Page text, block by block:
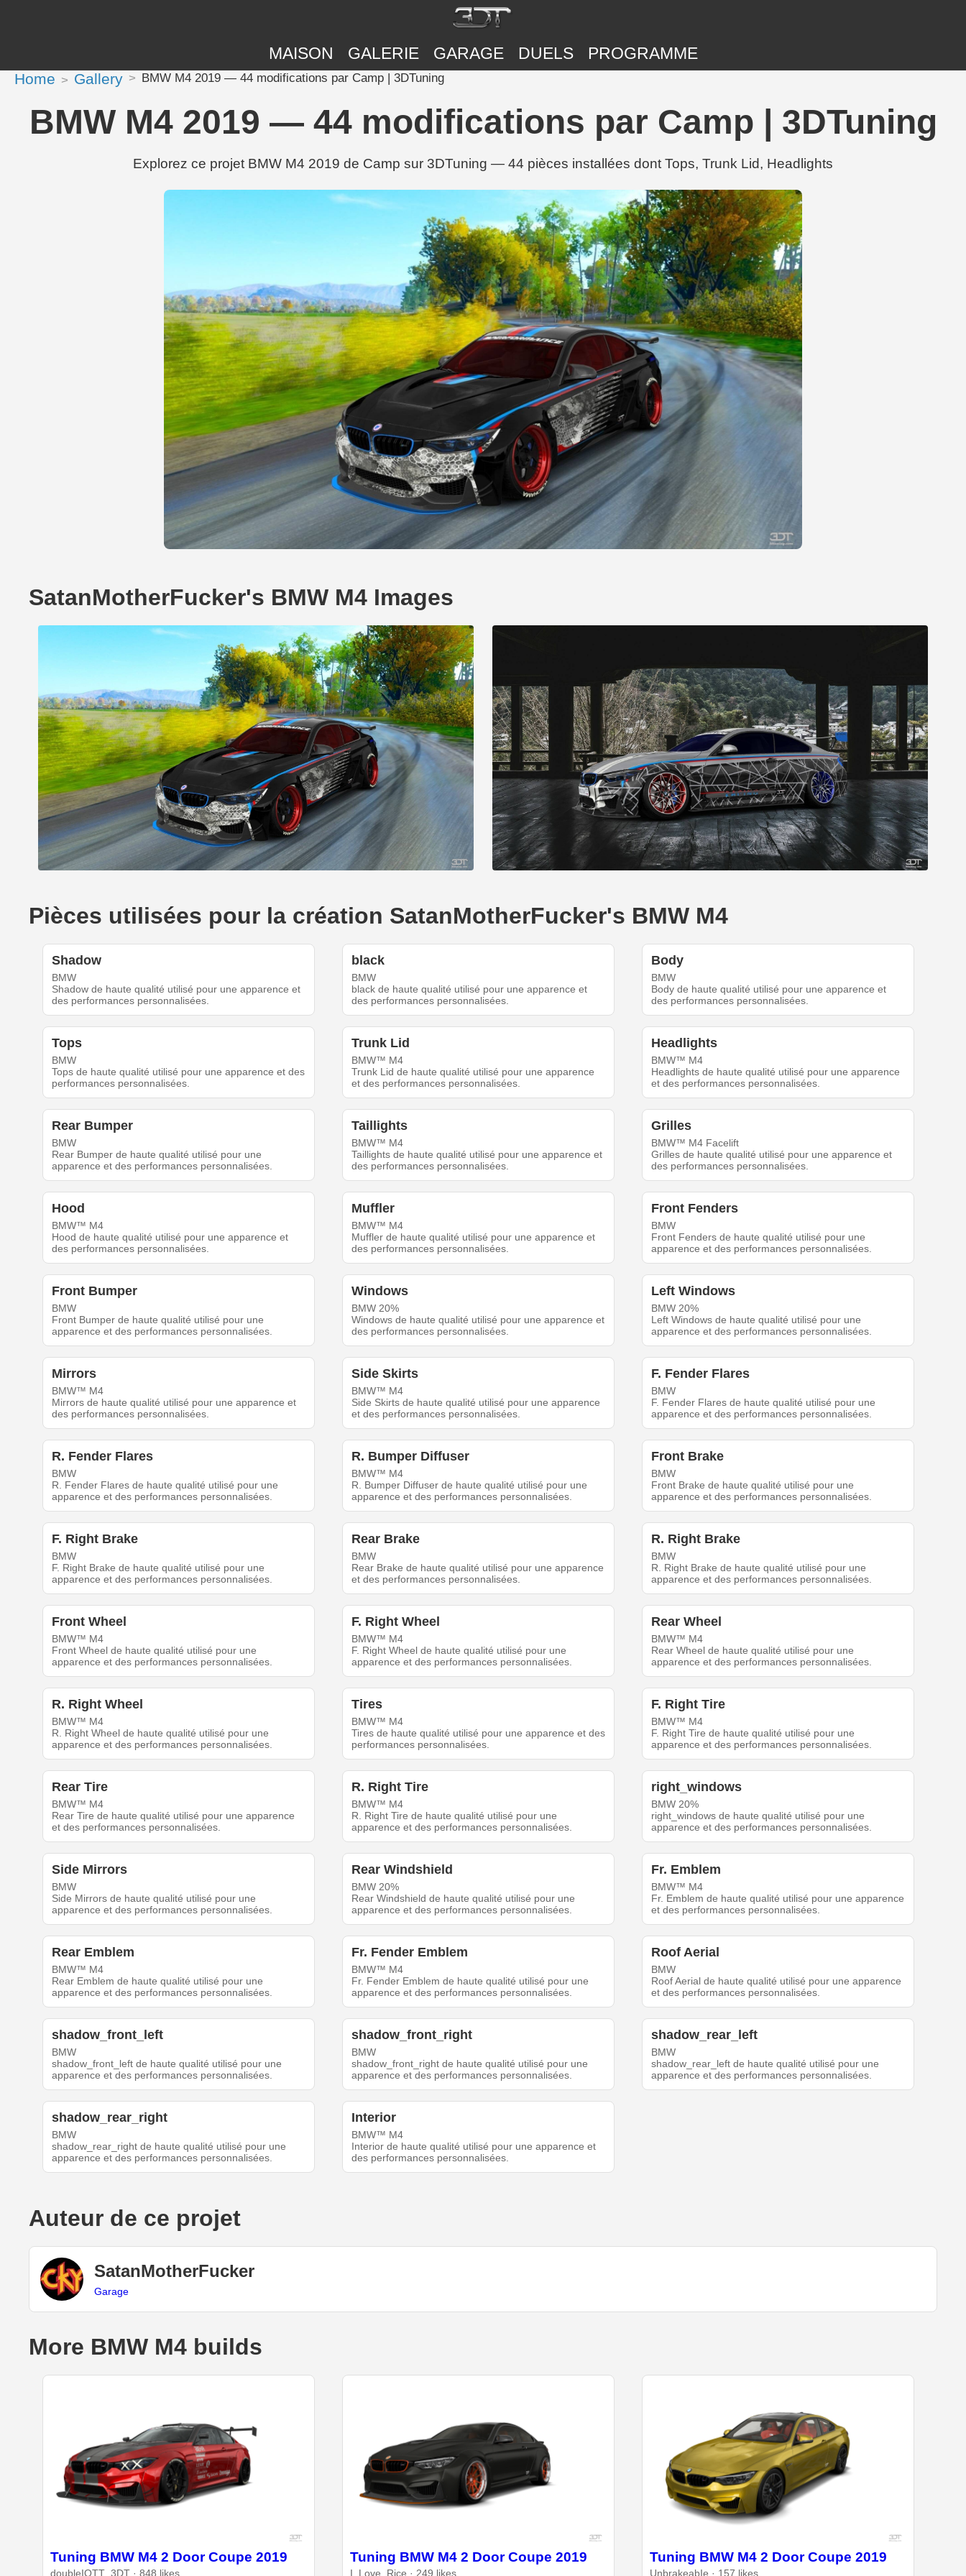
MAISON GALERIE GARAGE DUELS PROGRAMME
Home Gallery BMW M4 2019 — 44 modifications par Camp | 3DTuning
BMW M4 2019 — 44 modifications par Camp | 3DTuning
Explorez ce projet BMW M4 2019 de Camp sur 3DTuning — 44 pièces installées dont Tops, Trunk Lid, Headlights
SatanMotherFucker's BMW M4 Images
Pièces utilisées pour la création SatanMotherFucker's BMW M4
Shadow
BMW
Shadow de haute qualité utilisé pour une apparence et
des performances personnalisées.
black
BMW
black de haute qualité utilisé pour une apparence et
des performances personnalisées.
Body
BMW
Body de haute qualité utilisé pour une apparence et
des performances personnalisées.
Tops
BMW
Tops de haute qualité utilisé pour une apparence et des
performances personnalisées.
Trunk Lid
BMW™ M4
Trunk Lid de haute qualité utilisé pour une apparence
et des performances personnalisées.
Headlights
BMW™ M4
Headlights de haute qualité utilisé pour une apparence
et des performances personnalisées.
Rear Bumper
BMW
Rear Bumper de haute qualité utilisé pour une
apparence et des performances personnalisées.
Taillights
BMW™ M4
Taillights de haute qualité utilisé pour une apparence et
des performances personnalisées.
Grilles
BMW™ M4 Facelift
Grilles de haute qualité utilisé pour une apparence et
des performances personnalisées.
Hood
BMW™ M4
Hood de haute qualité utilisé pour une apparence et
des performances personnalisées.
Muffler
BMW™ M4
Muffler de haute qualité utilisé pour une apparence et
des performances personnalisées.
Front Fenders
BMW
Front Fenders de haute qualité utilisé pour une
apparence et des performances personnalisées.
Front Bumper
BMW
Front Bumper de haute qualité utilisé pour une
apparence et des performances personnalisées.
Windows
BMW 20%
Windows de haute qualité utilisé pour une apparence et
des performances personnalisées.
Left Windows
BMW 20%
Left Windows de haute qualité utilisé pour une
apparence et des performances personnalisées.
Mirrors
BMW™ M4
Mirrors de haute qualité utilisé pour une apparence et
des performances personnalisées.
Side Skirts
BMW™ M4
Side Skirts de haute qualité utilisé pour une apparence
et des performances personnalisées.
F. Fender Flares
BMW
F. Fender Flares de haute qualité utilisé pour une
apparence et des performances personnalisées.
R. Fender Flares
BMW
R. Fender Flares de haute qualité utilisé pour une
apparence et des performances personnalisées.
R. Bumper Diffuser
BMW™ M4
R. Bumper Diffuser de haute qualité utilisé pour une
apparence et des performances personnalisées.
Front Brake
BMW
Front Brake de haute qualité utilisé pour une
apparence et des performances personnalisées.
F. Right Brake
BMW
F. Right Brake de haute qualité utilisé pour une
apparence et des performances personnalisées.
Rear Brake
BMW
Rear Brake de haute qualité utilisé pour une apparence
et des performances personnalisées.
R. Right Brake
BMW
R. Right Brake de haute qualité utilisé pour une
apparence et des performances personnalisées.
Front Wheel
BMW™ M4
Front Wheel de haute qualité utilisé pour une
apparence et des performances personnalisées.
F. Right Wheel
BMW™ M4
F. Right Wheel de haute qualité utilisé pour une
apparence et des performances personnalisées.
Rear Wheel
BMW™ M4
Rear Wheel de haute qualité utilisé pour une
apparence et des performances personnalisées.
R. Right Wheel
BMW™ M4
R. Right Wheel de haute qualité utilisé pour une
apparence et des performances personnalisées.
Tires
BMW™ M4
Tires de haute qualité utilisé pour une apparence et des
performances personnalisées.
F. Right Tire
BMW™ M4
F. Right Tire de haute qualité utilisé pour une
apparence et des performances personnalisées.
Rear Tire
BMW™ M4
Rear Tire de haute qualité utilisé pour une apparence
et des performances personnalisées.
R. Right Tire
BMW™ M4
R. Right Tire de haute qualité utilisé pour une
apparence et des performances personnalisées.
right_windows
BMW 20%
right_windows de haute qualité utilisé pour une
apparence et des performances personnalisées.
Side Mirrors
BMW
Side Mirrors de haute qualité utilisé pour une
apparence et des performances personnalisées.
Rear Windshield
BMW 20%
Rear Windshield de haute qualité utilisé pour une
apparence et des performances personnalisées.
Fr. Emblem
BMW™ M4
Fr. Emblem de haute qualité utilisé pour une apparence
et des performances personnalisées.
Rear Emblem
BMW™ M4
Rear Emblem de haute qualité utilisé pour une
apparence et des performances personnalisées.
Fr. Fender Emblem
BMW™ M4
Fr. Fender Emblem de haute qualité utilisé pour une
apparence et des performances personnalisées.
Roof Aerial
BMW
Roof Aerial de haute qualité utilisé pour une apparence
et des performances personnalisées.
shadow_front_left
BMW
shadow_front_left de haute qualité utilisé pour une
apparence et des performances personnalisées.
shadow_front_right
BMW
shadow_front_right de haute qualité utilisé pour une
apparence et des performances personnalisées.
shadow_rear_left
BMW
shadow_rear_left de haute qualité utilisé pour une
apparence et des performances personnalisées.
shadow_rear_right
BMW
shadow_rear_right de haute qualité utilisé pour une
apparence et des performances personnalisées.
Interior
BMW™ M4
Interior de haute qualité utilisé pour une apparence et
des performances personnalisées.
Auteur de ce projet
SatanMotherFucker
Garage
More BMW M4 builds
Tuning BMW M4 2 Door Coupe 2019
doubleIOTT_3DT · 848 likes
Tuning BMW M4 2 Door Coupe 2019
I_Love_Rice · 249 likes
Tuning BMW M4 2 Door Coupe 2019
UnbrakeabIe · 157 likes